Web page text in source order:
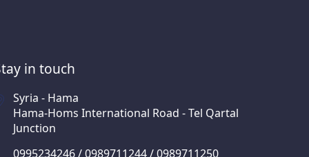
in touch
Syria - Hama
Hama-Homs International Road - Tel Qartal
Junction
0995234246 / 0989711244 / 0989711250